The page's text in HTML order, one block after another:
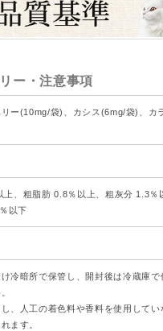
ー・注意事項
ー(10mg/袋)、カシス(6mg/袋)、カ
上、粗脂肪 0.8％以上、粗灰分 1.3％
以下
冷暗所で保管し、開封後は冷蔵庫で
、人工の着色料や香料を使用してい
ます。